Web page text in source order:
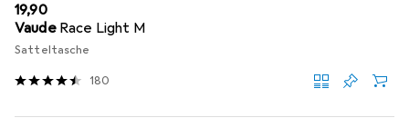
EUR
19,90
Vaude Race Light M
Satteltasche
180